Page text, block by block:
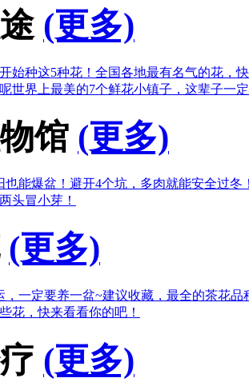
(更多)
始种这5种花！ 全国各地最有名气的花，
世界上最美的7个鲜花小镇子，这辈子一
馆 (更多)
能爆盆！ 避开4个坑，多肉就能安全过冬
头冒小芽！
(更多)
，一定要养一盆~建议收藏，最全的茶花品
花，快来看看你的吧！
(更多)